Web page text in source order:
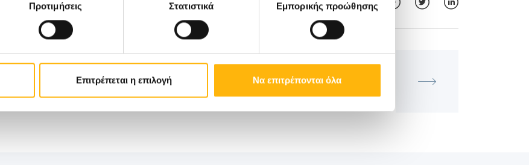
Προτιμήσεις Στατιστικά Εμπορικής προώθησης
Επιτρέπεται η επιλογή Να επιτρέπονται όλα
ΓΕΝΙΚΉ ΚΛΙΝΙΚΉ
ΙΑΣΩ: Ημερίδα «Ενδιαφέροντα θέματα
Λοιμώξεων»